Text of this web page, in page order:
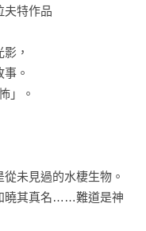
夫特作品
，
。
」。
未見過的水棲生物。
曉其真名……難道是神